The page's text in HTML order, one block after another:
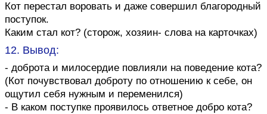
Кот перестал воровать и даже совершил благородный
поступок.
Каким стал кот? (сторож, хозяин- слова на карточках)
12. Вывод:
- доброта и милосердие повлияли на поведение кота?
(Кот почувствовал доброту по отношению к себе, он
ощутил себя нужным и переменился)
- В каком поступке проявилось ответное добро кота?